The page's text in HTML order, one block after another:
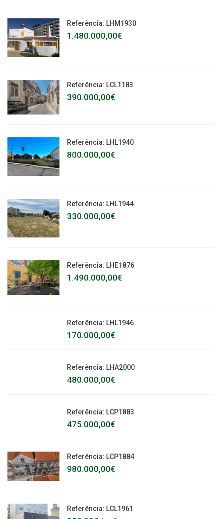
Referência: LHM1930
1.480.000,00€
Referência: LCL1183
390.000,00€
Referência: LHL1940
800.000,00€
Referência: LHL1944
330.000,00€
Referência: LHE1876
1.490.000,00€
Referência: LHL1946
170.000,00€
Referência: LHA2000
480.000,00€
Referência: LCP1883
475.000,00€
Referência: LCP1884
980.000,00€
Referência: LCL1961